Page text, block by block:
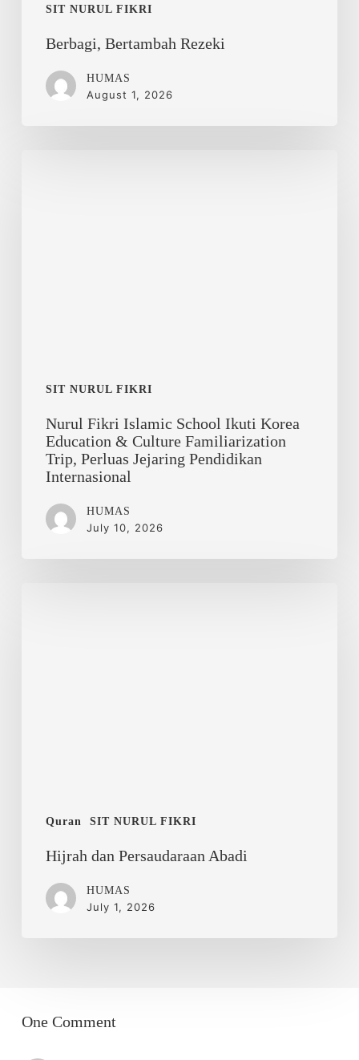
SIT NURUL FIKRI
Berbagi, Bertambah Rezeki
HUMAS
August 1, 2026
SIT NURUL FIKRI
Perluas
Pendidikan
Internasional
Nurul Fikri Islamic School Ikuti Korea
Education & Culture Familiarization
Trip, Perluas Jejaring Pendidikan
Internasional
HUMAS
July 10, 2026
Quran SIT NURUL FIKRI
Hijrah dan Persaudaraan Abadi
HUMAS
July 1, 2026
One Comment